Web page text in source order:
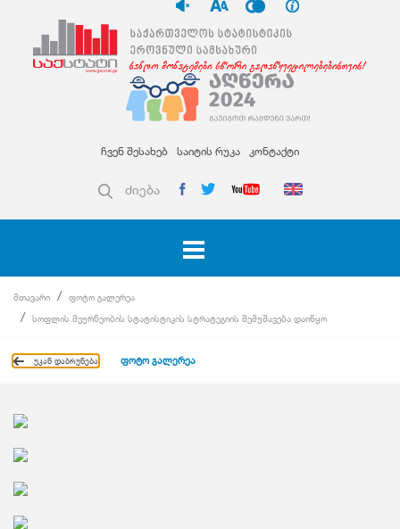
ჩვენ შესახებ საიტის რუკა კონტაქტი
ძიება
მთავარი
ფოტო გალერეა
სოფლის მეურნეობის სტატისტიკის სტრატეგიის შემუშავება დაიწყო
უკან დაბრუნება ფოტო გალერეა